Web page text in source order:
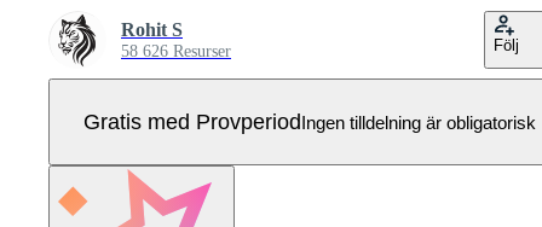
Rohit S
58 626 Resurser Följ
Gratis med ProvperiodIngen tilldelning är obligatorisk